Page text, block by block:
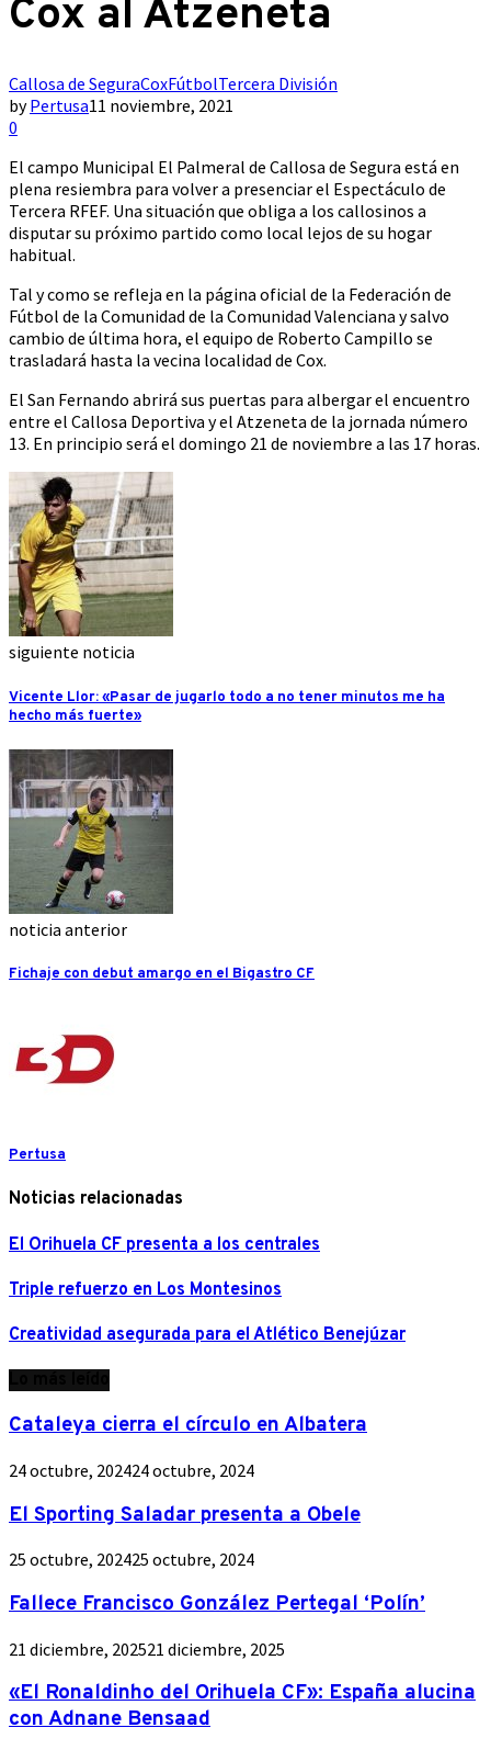
Cox al Atzeneta
Callosa de SeguraCoxFútbolTercera División
byPertusa11 noviembre, 2021
0
El campo Municipal El Palmeral de Callosa de Segura está en
plena resiembra para volver a presenciar el Espectáculo de
Tercera RFEF. Una situación que obliga a los callosinos a
disputar su próximo partido como local lejos de su hogar
habitual.
Tal y como se refleja en la página oficial de la Federación de
Fútbol de la Comunidad de la Comunidad Valenciana y salvo
cambio de última hora, el equipo de Roberto Campillo se
trasladará hasta la vecina localidad de Cox.
El San Fernando abrirá sus puertas para albergar el encuentro
entre el Callosa Deportiva y el Atzeneta de la jornada número
13. En principio será el domingo 21 de noviembre a las 17 horas.
siguiente noticia
Vicente Llor: «Pasar de jugarlo todo a no tener minutos me ha
hecho más fuerte»
noticia anterior
Fichaje con debut amargo en el Bigastro CF
Pertusa
Noticias relacionadas
El Orihuela CF presenta a los centrales
Triple refuerzo en Los Montesinos
Creatividad asegurada para el Atlético Benejúzar
Cataleya cierra el círculo en Albatera
24 octubre, 202424 octubre, 2024
El Sporting Saladar presenta a Obele
25 octubre, 202425 octubre, 2024
Fallece Francisco González Pertegal ‘Polín’
21 diciembre, 202521 diciembre, 2025
«El Ronaldinho del Orihuela CF»: España alucina
con Adnane Bensaad